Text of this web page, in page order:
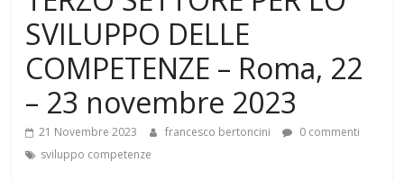
SVILUPPO DELLE
COMPETENZE – Roma, 22
– 23 novembre 2023
21 Novembre 2023 francesco bertoncini
0 commenti
sviluppo competenze